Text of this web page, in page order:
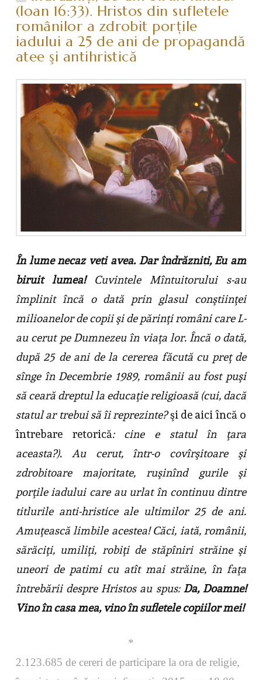
(Ioan 16:33). Hristos din sufletele
românilor a zdrobit porţile
iadului a 25 de ani de propagandă
atee şi antihristică
În lume necaz veţi avea. Dar îndrăzniţi, Eu am
biruit lumea!Cuvintele Mîntuitorului s-au
împlinit încă o dată prin glasul conştiinţei
milioanelor de copii şi de părinţi români care L-
au cerut pe Dumnezeu în viaţa lor. Încă o dată,
după 25 de ani de la cererea făcută cu preţ de
sînge în Decembrie 1989, românii au fost puşi
să ceară dreptul la educaţie religioasă (cui, dacă
statul ar trebui să îi reprezinte?şi de aici încă o
întrebare retorică: cine e statul în ţara
aceasta?). Au cerut, într-o covîrşitoare şi
zdrobitoare majoritate, ruşinînd gurile şi
porţile iadului care au urlat în continuu dintre
titlurile anti-hristice ale ultimilor 25 de ani.
Amuţească limbile acestea! Căci, iată, românii,
sărăciţi, umiliţi, robiţi de stăpîniri străine şi
uneori de patimi cu atît mai străine, în faţa
întrebării despre Hristos au spus: Da, Doamne!
Vino în casa mea, vino în sufletele copiilor mei!
*
2.123.685 de cereri de participare la ora de religie,